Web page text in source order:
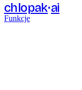
chlopak ai
Funkcje